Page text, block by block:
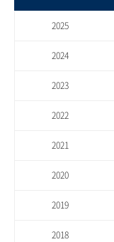
2025
2024
2023
2022
2021
2020
2019
2018